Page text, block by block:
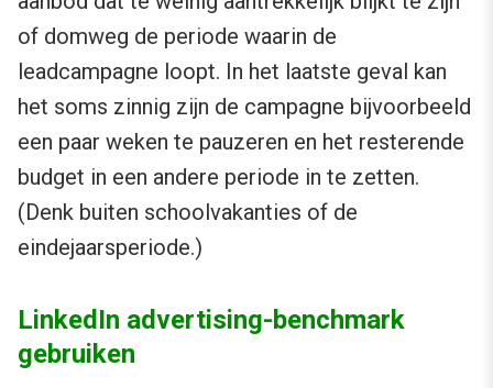
of domweg de periode waarin de
leadcampagne loopt. In het laatste geval kan
het soms zinnig zijn de campagne bijvoorbeeld
een paar weken te pauzeren en het resterende
budget in een andere periode in te zetten.
(Denk buiten schoolvakanties of de
eindejaarsperiode.)
LinkedIn advertising-benchmark
gebruiken